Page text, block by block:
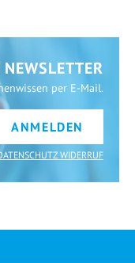
per E-Mail.
ANMELDEN
WIDERRUF